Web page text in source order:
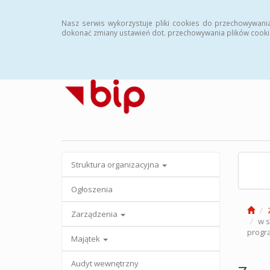
Nasz serwis wykorzystuje pliki cookies do
dokonać zmiany ustawień dot. przechowywania plików
Struktura organizacyjna
Ogłoszenia
Zarządzenia
Majątek
Audyt wewnętrzny
w